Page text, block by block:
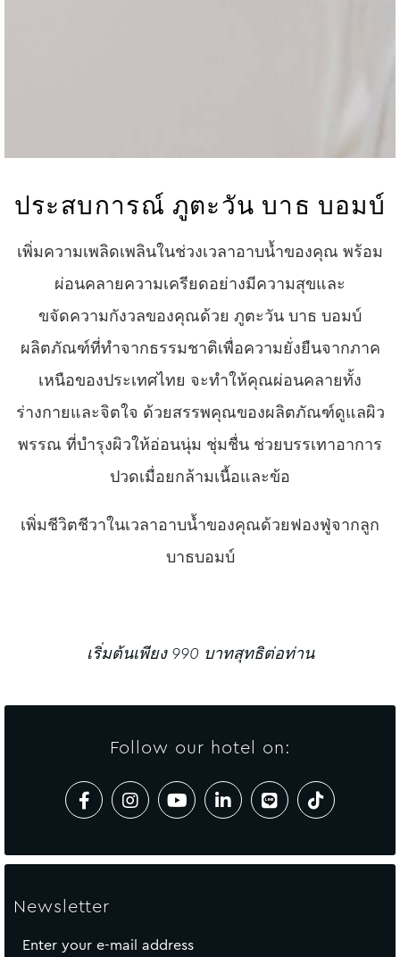
ประสบการณ์ ภูตะวัน บาธ บอมบ์
เพิ่มความเพลิดเพลินในช่วงเวลาอาบน้ำของคุณ พร้อม
ผ่อนคลายความเครียดอย่างมีความสุขและ
ขจัดความกังวลของคุณด้วย ภูตะวัน บาธ บอมบ์
ผลิตภัณฑ์ที่ทำจากธรรมชาติเพื่อความยั่งยืนจากภาค
เหนือของประเทศไทย จะทำให้คุณผ่อนคลายทั้ง
ร่างกายและจิตใจ ด้วยสรรพคุณของผลิตภัณฑ์ดูแลผิว
พรรณ ที่บำรุงผิวให้อ่อนนุ่ม ชุ่มชื่น ช่วยบรรเทาอาการ
ปวดเมื่อยกล้ามเนื้อและข้อ
เพิ่มชีวิตชีวาในเวลาอาบน้ำของคุณด้วยฟองฟู่จากลูก
บาธบอมบ์
เริ่มต้นเพียง 990 บาทสุทธิต่อท่าน
Follow our hotel on:
Newsletter
Enter your e-mail address